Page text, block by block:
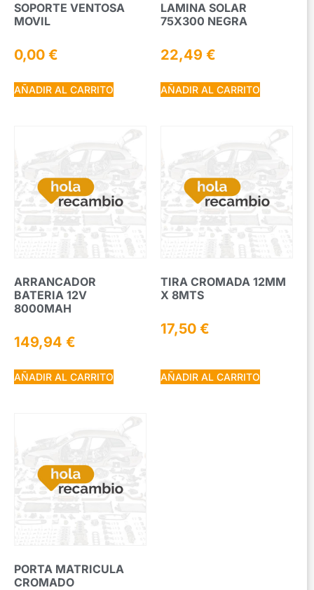
SOPORTE VENTOSA
MOVIL
0,00 €
AÑADIR AL CARRITO
LAMINA SOLAR
75X300 NEGRA
22,49 €
AÑADIR AL CARRITO
ARRANCADOR
BATERIA 12V
8000MAH
149,94 €
AÑADIR AL CARRITO
TIRA CROMADA 12MM
X 8MTS
17,50 €
AÑADIR AL CARRITO
PORTA MATRICULA
CROMADO